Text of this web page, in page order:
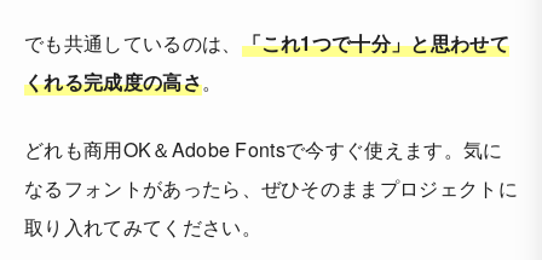
でも共通しているのは、 「これ1つで十分」と思わせて
くれる完成度の高さ。
どれも商用OK＆Adobe Fontsで今すぐ使えます。気に
なるフォントがあったら、ぜひそのままプロジェクトに
取り入れてみてください。